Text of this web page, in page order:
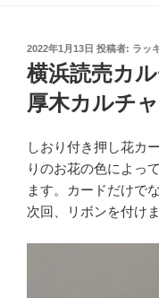
投
稿
日:
2022年1月13日 投稿者: ラッ
横浜読売カ
厚木カルチ
しおり付き押し花カ
りのお花の色によっ
ます。カードだけで
次回、リボンを付け